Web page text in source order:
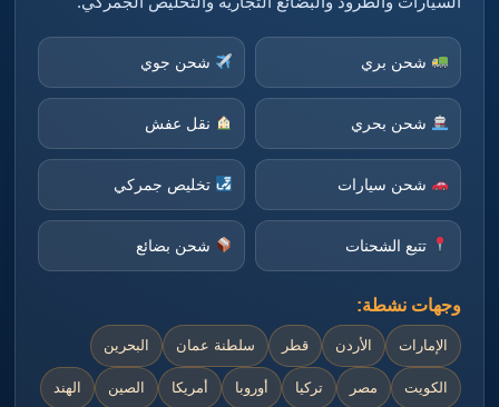
شحن بري شحن جوي
شحن بحري نقل عفش
شحن سيارات تخليص جمركي
تتبع الشحنات شحن بضائع
وجهات نشطة:
الإمارات الأردن قطر سلطنة عمان البحرين
الكويت مصر تركيا أوروبا أمريكا الصين الهند